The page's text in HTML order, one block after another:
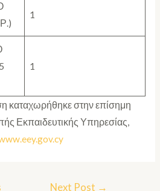
1
1
καταχωρήθηκε στην επίσημη
Εκπαιδευτικής Υπηρεσίας,
Next Post →